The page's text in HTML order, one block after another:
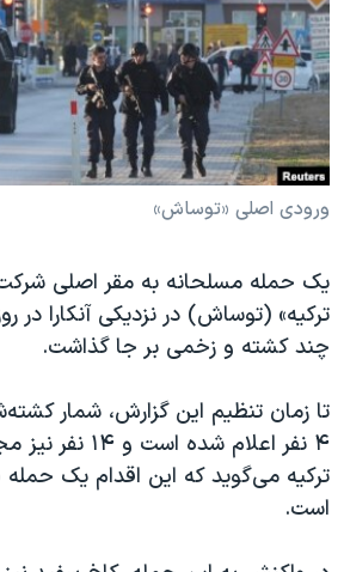
فرهنگ و زندگی
حقوق شهروندی
اقتصادی
علم و فناوری
آرشیو پخش زنده
مستندها
انتخابات ریاست جمهوری آمریکا ۲۰۲۴
حمله جمهوری اسلامی به اسرائیل
رمز مهسا
مجموعه مستندهای دادخواهی
تریبونال مردمی آبان ۹۸
چهل سال گروگان‌گیری
قانون شفافیت دارائی کادر رهبری ایران
دنبال کنید
زبانهای مختلف
ورودی اصلی «توساش»
یک حمله مسلحانه به مقر اصلی
چند کشته و زخمی بر جا گذاشت.
تا زمان تنظیم این گزارش، شمار
۴ نفر اعلام شده
ترکیه می‌گوید که این اقدام یک حمله
است.